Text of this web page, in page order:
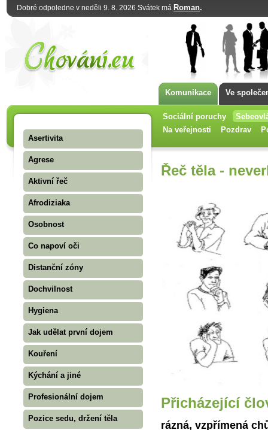
Dobré odpoledne v neděli 9. 8. 2026 Svátek má Roman.
Komunikace Ve
Sociální poruchy
Na veřejnosti
Pozdrav
Asertivita
Agrese
Aktivní řeč
Afrodiziaka
Osobnost
Co napoví oči
Distanční zóny
Dochvilnost
Hygiena
Jak udělat první dojem
Kouření
Kýchání a jiné
Profesionální dojem
Pozice sedu, držení těla
Řeč těla -
Přicházející
rázná, vzpřímená